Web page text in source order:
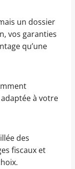
un dossier
vos garanties
qu’une
à votre
des
fiscaux et